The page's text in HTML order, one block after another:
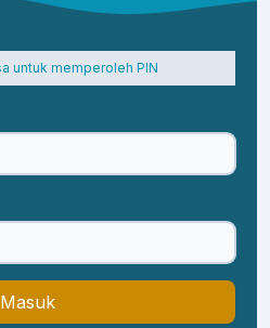
untuk memperoleh PIN
Masuk